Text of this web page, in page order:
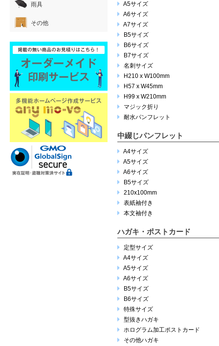
A5サイズ
A6サイズ
A7サイズ
B5サイズ
B6サイズ
B7サイズ
名刺サイズ
H210 x W100mm
H57 x W45mm
H99 x W210mm
マジック折り
耐水パンフレット
中綴じパンフレット
A4サイズ
A5サイズ
A6サイズ
B5サイズ
210x100mm
表紙袖付き
本文袖付き
ハガキ・ポストカード
定型サイズ
A4サイズ
A5サイズ
A6サイズ
B5サイズ
B6サイズ
特殊サイズ
型抜きハガキ
ホログラム加工ポストカード
その他ハガキ
雨具
その他